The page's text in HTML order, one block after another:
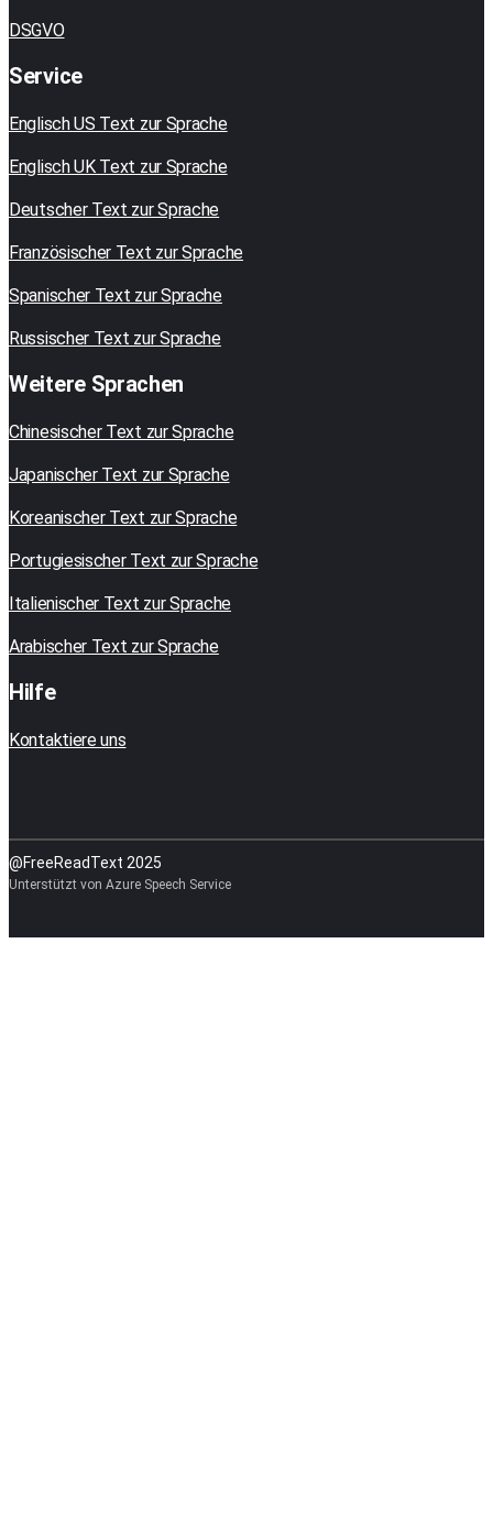
DSGVO
Service
Englisch US Text zur Sprache
Englisch UK Text zur Sprache
Deutscher Text zur Sprache
Französischer Text zur Sprache
Spanischer Text zur Sprache
Russischer Text zur Sprache
Weitere Sprachen
Chinesischer Text zur Sprache
Japanischer Text zur Sprache
Koreanischer Text zur Sprache
Portugiesischer Text zur Sprache
Italienischer Text zur Sprache
Arabischer Text zur Sprache
Hilfe
Kontaktiere uns
@FreeReadText 2025
Unterstützt von Azure Speech Service